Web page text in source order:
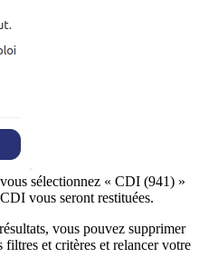
sélectionnez « CDI (941) »
vous seront restituées.
vous pouvez supprimer
filtres et critères et relancer votre